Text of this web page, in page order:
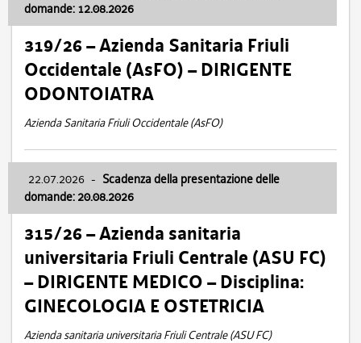
domande: 12.08.2026
319/26 – Azienda Sanitaria Friuli
Occidentale (AsFO) – DIRIGENTE
ODONTOIATRA
Azienda Sanitaria Friuli Occidentale (AsFO)
22.07.2026 - Scadenza della presentazione delle
domande: 20.08.2026
315/26 – Azienda sanitaria
universitaria Friuli Centrale (ASU FC)
– DIRIGENTE MEDICO – Disciplina:
GINECOLOGIA E OSTETRICIA
Azienda sanitaria universitaria Friuli Centrale (ASU FC)